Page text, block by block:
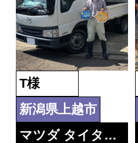
T様
新潟県上越市
マツダ タイタン ダッシュ 1.5積みトラック